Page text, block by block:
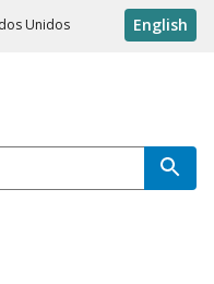
Unidos English